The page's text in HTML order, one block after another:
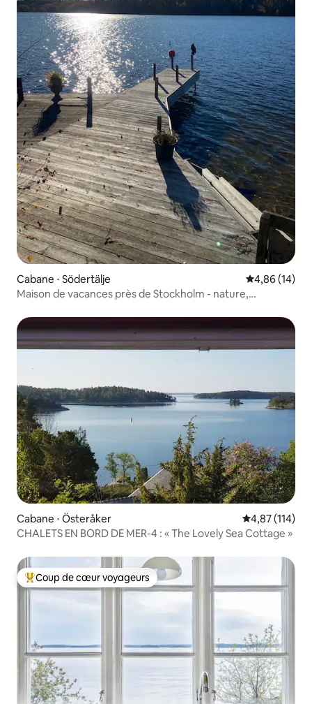
Cabane ⋅ Södertälje Évaluation
4,86 (14)
Maison de vacances près de Stockholm - nature,
Cabane ⋅ Österåker Évaluation
4,87 (114)
CHALETS EN BORD DE MER-4 : « The Lovely Sea Cottage »
Coups de cœur voyageurs les plus appréciés
Coup de cœur voyageurs